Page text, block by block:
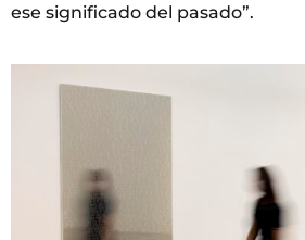
ese significado del pasado”.